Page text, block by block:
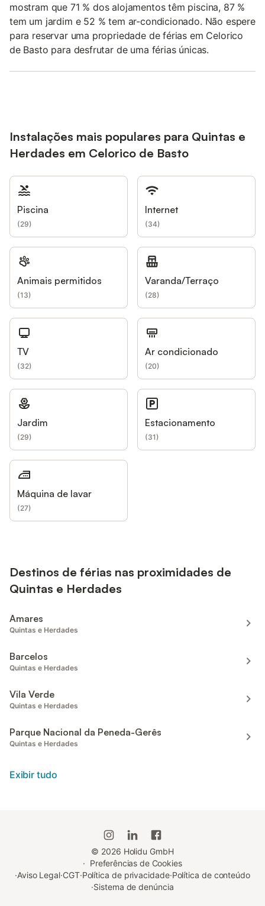
mostram que 71 % dos alojamentos têm piscina, 87 %
tem um jardim e 52 % tem ar-condicionado. Não espere
para reservar uma propriedade de férias em Celorico
de Basto para desfrutar de uma férias únicas.
Instalações mais populares para Quintas e
Herdades em Celorico de Basto
Piscina
(29)
Internet
(34)
Animais permitidos
(13)
Varanda/Terraço
(28)
TV
(32)
Ar condicionado
(20)
Jardim
(29)
Estacionamento
(31)
Máquina de lavar
(27)
Destinos de férias nas proximidades de
Quintas e Herdades
Amares
Quintas e Herdades
Barcelos
Quintas e Herdades
Vila Verde
Quintas e Herdades
Parque Nacional da Peneda-Gerês
Quintas e Herdades
Exibir tudo
© 2026 Holidu GmbH
· Preferências de Cookies
·Aviso Legal·CGT·Política de privacidade·Política de conteúdo
·Sistema de denúncia